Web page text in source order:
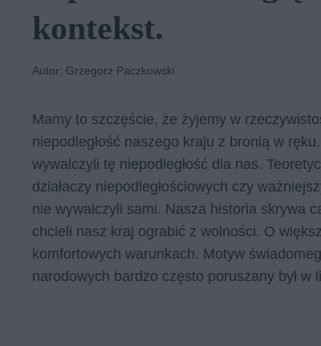
kontekst.
Autor: Grzegorz Paczkowski
Mamy to szczęście, że żyjemy w
niepodległość naszego kraju z bronią w
wywalczyli tę niepodległość dla nas.
działaczy niepodległościowych czy
nie wywalczyli sami. Nasza historia skrywa
chcieli nasz kraj ograbić z wolności. O
komfortowych warunkach. Motyw
narodowych bardzo często poruszany był w